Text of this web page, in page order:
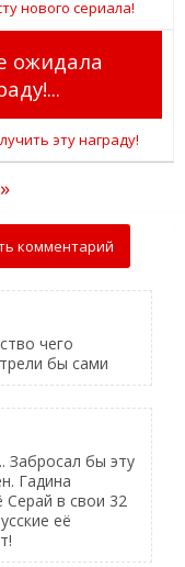
ожидала
комментарий
чего
бы сами
Забросал бы эту
Гадина
в свои 32
её